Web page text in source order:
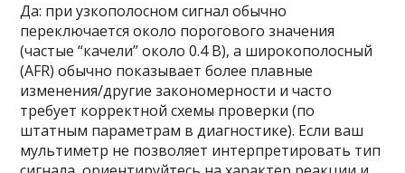
Да: при узкополосном сигнал обычно
переключается около порогового значения
(частые “качели” около 0.4 В), а широкополосный
(AFR) обычно показывает более плавные
изменения/другие закономерности и часто
требует корректной схемы проверки (по
штатным параметрам в диагностике). Если ваш
мультиметр не позволяет интерпретировать тип